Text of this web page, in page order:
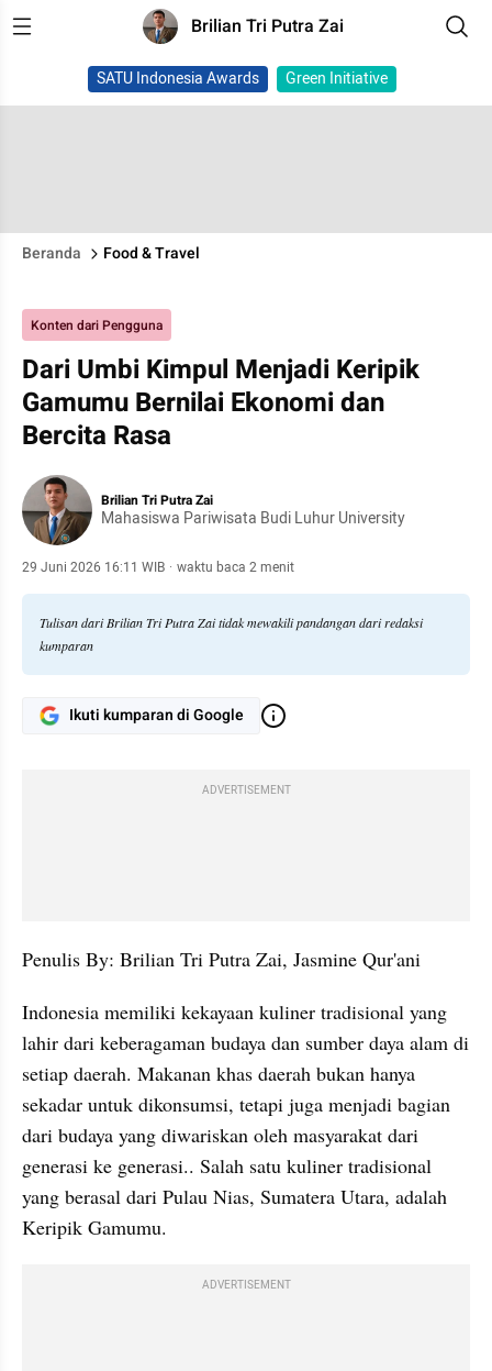
Brilian Tri Putra Zai
SATU Indonesia Awards Green Initiative
Beranda Food & Travel
Konten dari Pengguna
Dari Umbi Kimpul Menjadi Keripik
Gamumu Bernilai Ekonomi dan
Bercita Rasa
Brilian Tri Putra Zai
Mahasiswa Pariwisata Budi Luhur University
29 Juni 2026 16:11 WIB · waktu baca 2 menit
Tulisan dari Brilian Tri Putra Zai tidak mewakili pandangan dari redaksi
kumparan
Ikuti kumparan di Google
ADVERTISEMENT
Penulis By: Brilian Tri Putra Zai, Jasmine Qur'ani
Indonesia memiliki kekayaan kuliner tradisional yang
lahir dari keberagaman budaya dan sumber daya alam di
setiap daerah. Makanan khas daerah bukan hanya
sekadar untuk dikonsumsi, tetapi juga menjadi bagian
dari budaya yang diwariskan oleh masyarakat dari
generasi ke generasi.. Salah satu kuliner tradisional
yang berasal dari Pulau Nias, Sumatera Utara, adalah
Keripik Gamumu.
ADVERTISEMENT